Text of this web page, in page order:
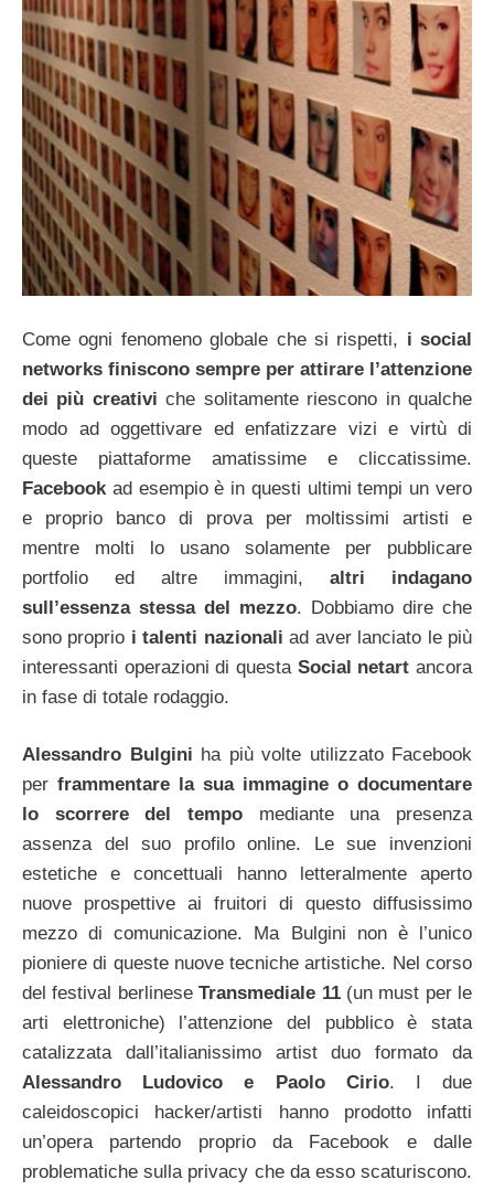
Come ogni fenomeno globale che si rispetti, i social
networks finiscono sempre per attirare l’attenzione
dei più creativi che solitamente riescono in qualche
modo ad oggettivare ed enfatizzare vizi e virtù di
queste piattaforme amatissime e cliccatissime.
Facebook ad esempio è in questi ultimi tempi un vero
e proprio banco di prova per moltissimi artisti e
mentre molti lo usano solamente per pubblicare
portfolio ed altre immagini, altri indagano
sull’essenza stessa del mezzo. Dobbiamo dire che
sono proprio i talenti nazionaliad aver lanciato le più
interessanti operazioni di questa Social netart ancora
in fase di totale rodaggio.
Alessandro Bulgini ha più volte utilizzato Facebook
per frammentare la sua immagine o documentare
lo scorrere del tempo mediante una presenza
assenza del suo profilo online. Le sue invenzioni
estetiche e concettuali hanno letteralmente aperto
nuove prospettive ai fruitori di questo diffusissimo
mezzo di comunicazione. Ma Bulgini non è l’unico
pioniere di queste nuove tecniche artistiche. Nel corso
del festival berlineseTransmediale 11(un must per le
arti elettroniche) l’attenzione del pubblico è stata
catalizzata dall’italianissimo artist duo formato da
Alessandro Ludovico e Paolo Cirio. I due
caleidoscopici hacker/artisti hanno prodotto infatti
un’opera partendo proprio da Facebook e dalle
problematiche sulla privacy che da esso scaturiscono.